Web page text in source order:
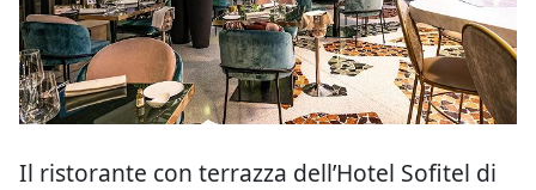
Il ristorante con terrazza dell’Hotel Sofitel di